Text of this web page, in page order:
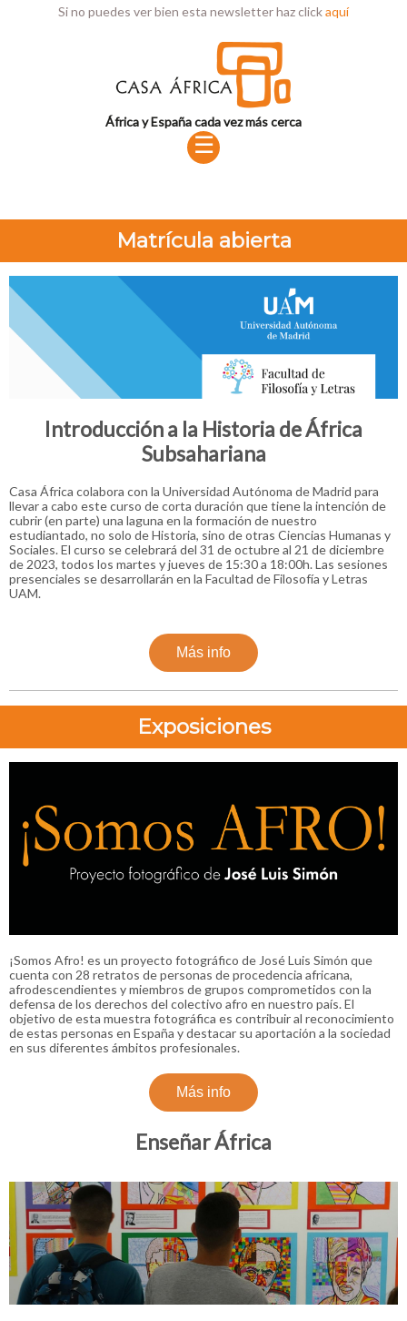
Si no puedes ver bien esta newsletter haz clickaquí
África y España cada vez más cerca
☰
Matrícula abierta
Introducción a la Historia de África
Subsahariana
Casa África colabora con la Universidad Autónoma de Madrid para
llevar a cabo este curso de corta duración que tiene la intención de
cubrir (en parte) una laguna en la formación de nuestro
estudiantado, no solo de Historia, sino de otras Ciencias Humanas y
Sociales. El curso se celebrará del 31 de octubre al 21 de diciembre
de 2023, todos los martes y jueves de 15:30 a 18:00h. Las sesiones
presenciales se desarrollarán en la Facultad de Filosofía y Letras
UAM.
Más info
Exposiciones
¡Somos Afro! es un proyecto fotográfico de José Luis Simón que
cuenta con 28 retratos de personas de procedencia africana,
afrodescendientes y miembros de grupos comprometidos con la
defensa de los derechos del colectivo afro en nuestro país. El
objetivo de esta muestra fotográfica es contribuir al reconocimiento
de estas personas en España y destacar su aportación a la sociedad
en sus diferentes ámbitos profesionales.
Más info
Enseñar África